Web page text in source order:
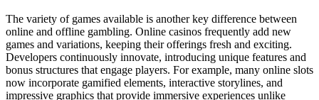
The variety of games available is another key difference between
online and offline gambling. Online casinos frequently add new
games and variations, keeping their offerings fresh and exciting.
Developers continuously innovate, introducing unique features and
bonus structures that engage players. For example, many online slots
now incorporate gamified elements, interactive storylines, and
impressive graphics that provide immersive experiences unlike